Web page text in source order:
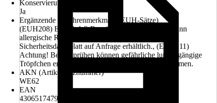
Konservierungsmittelfrei
Ja
Ergänzende Gefahrenmerkmale (EUH-Sätze)
(EUH208) Enthält 1,2-Benzisothiazol-3(2H)-on. Kann
allergische Reaktionen hervorrufen., (EUH210)
Sicherheitsdatenblatt auf Anfrage erhältlich., (EUH211)
Achtung! Beim Sprühen können gefährliche lungengängige
Tröpfchen entstehen. Aerosol oder Nebel nicht einatmen.
AKN (Artikelkurznummer)
WE62
EAN
4306517479374, 4306517480424